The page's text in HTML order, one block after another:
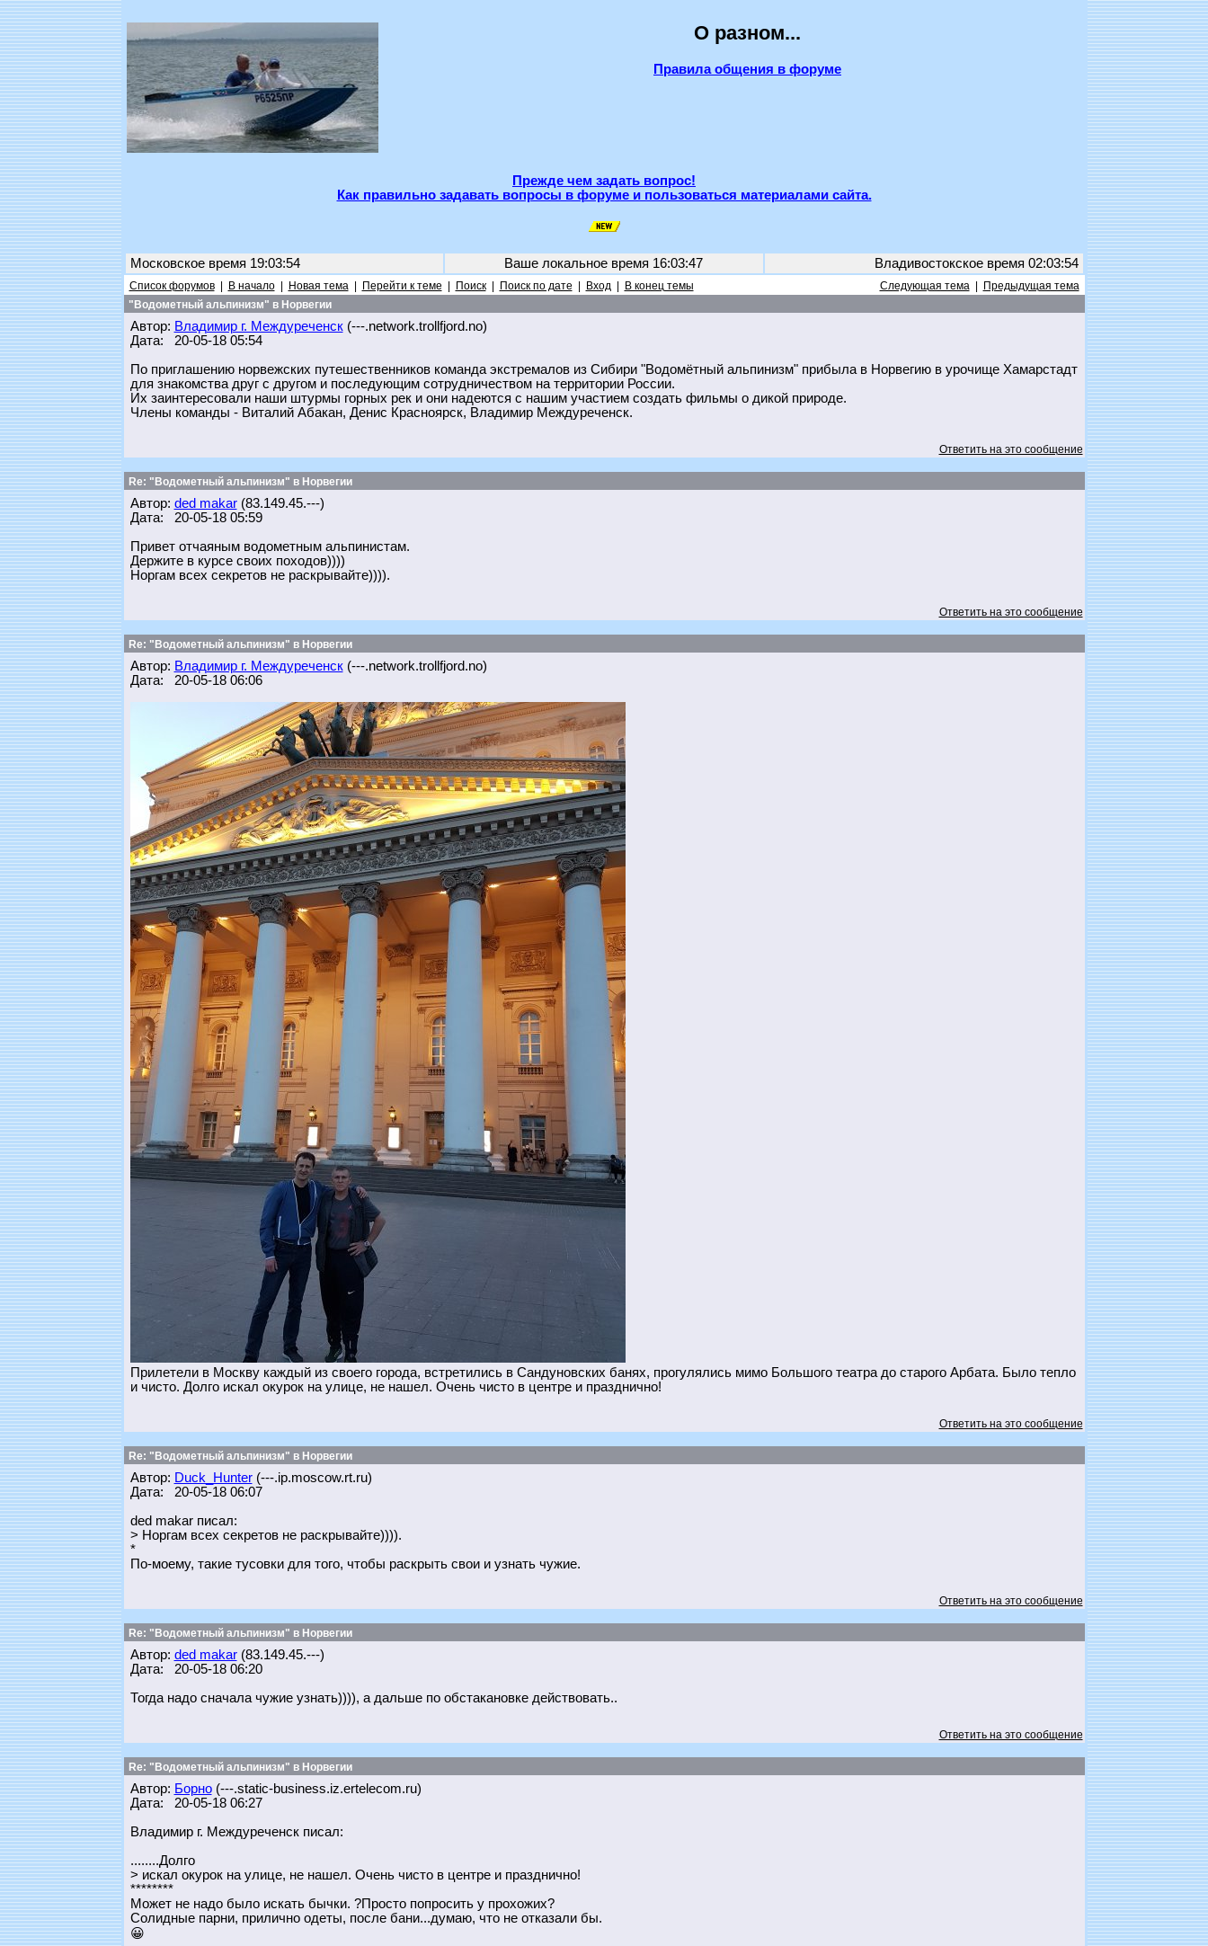
О разном...
Правила общения в форуме
Прежде чем задать вопрос!
Как правильно задавать вопросы в форуме и пользоваться материалами сайта.
Московское время 19:03:54 Ваше локальное время 16:03:47 Владивостокское время 02:03:54
Список форумов| В начало| Новая тема| Перейти к теме Поиск| Поиск по дате Вход| В конец темы Следующая тема|
Предыдущая тема
"Водометный альпинизм" в Норвегии
Автор: Владимир г. Междуреченск(---.network.trollfjord.no)
Дата: 20-05-18 05:54
По приглашению норвежских путешественников команда экстремалов из Сибири "Водомётный альпинизм" прибыла в Норвегию в урочище Хамарстадт
для знакомства друг с другом и последующим сотрудничеством на территории России.
Их заинтересовали наши штурмы горных рек и они надеются с нашим участием создать фильмы о дикой природе.
Члены команды - Виталий Абакан, Денис Красноярск, Владимир Междуреченск.
Ответить на это сообщение
Re: "Водометный альпинизм" в Норвегии
Автор: ded makar(83.149.45.---)
Дата: 20-05-18 05:59
Привет отчаяным водометным альпинистам.
Держите в курсе своих походов))))
Норгам всех секретов не раскрывайте)))).
Ответить на это сообщение
Re: "Водометный альпинизм" в Норвегии
Автор: Владимир г. Междуреченск(---.network.trollfjord.no)
Дата: 20-05-18 06:06
Прилетели в Москву каждый из своего города, встретились в Сандуновских банях, прогулялись мимо Большого театра до старого Арбата. Было тепло
и чисто. Долго искал окурок на улице, не нашел. Очень чисто в центре и празднично!
Ответить на это сообщение
Re: "Водометный альпинизм" в Норвегии
Автор: Duck_Hunter(---.ip.moscow.rt.ru)
Дата: 20-05-18 06:07
ded makar писал:
> Норгам всех секретов не раскрывайте)))).
*
По-моему, такие тусовки для того, чтобы раскрыть свои и узнать чужие.
Ответить на это сообщение
Re: "Водометный альпинизм" в Норвегии
Автор: ded makar(83.149.45.---)
Дата: 20-05-18 06:20
Тогда надо сначала чужие узнать)))), а дальше по обстакановке действовать..
Ответить на это сообщение
Re: "Водометный альпинизм" в Норвегии
Автор: Борно(---.static-business.iz.ertelecom.ru)
Дата: 20-05-18 06:27
Владимир г. Междуреченск писал:
........Долго
> искал окурок на улице, не нашел. Очень чисто в центре и празднично!
********
Может не надо было искать бычки. ?Просто попросить у прохожих?
Солидные парни, прилично одеты, после бани...думаю, что не отказали бы.
😀